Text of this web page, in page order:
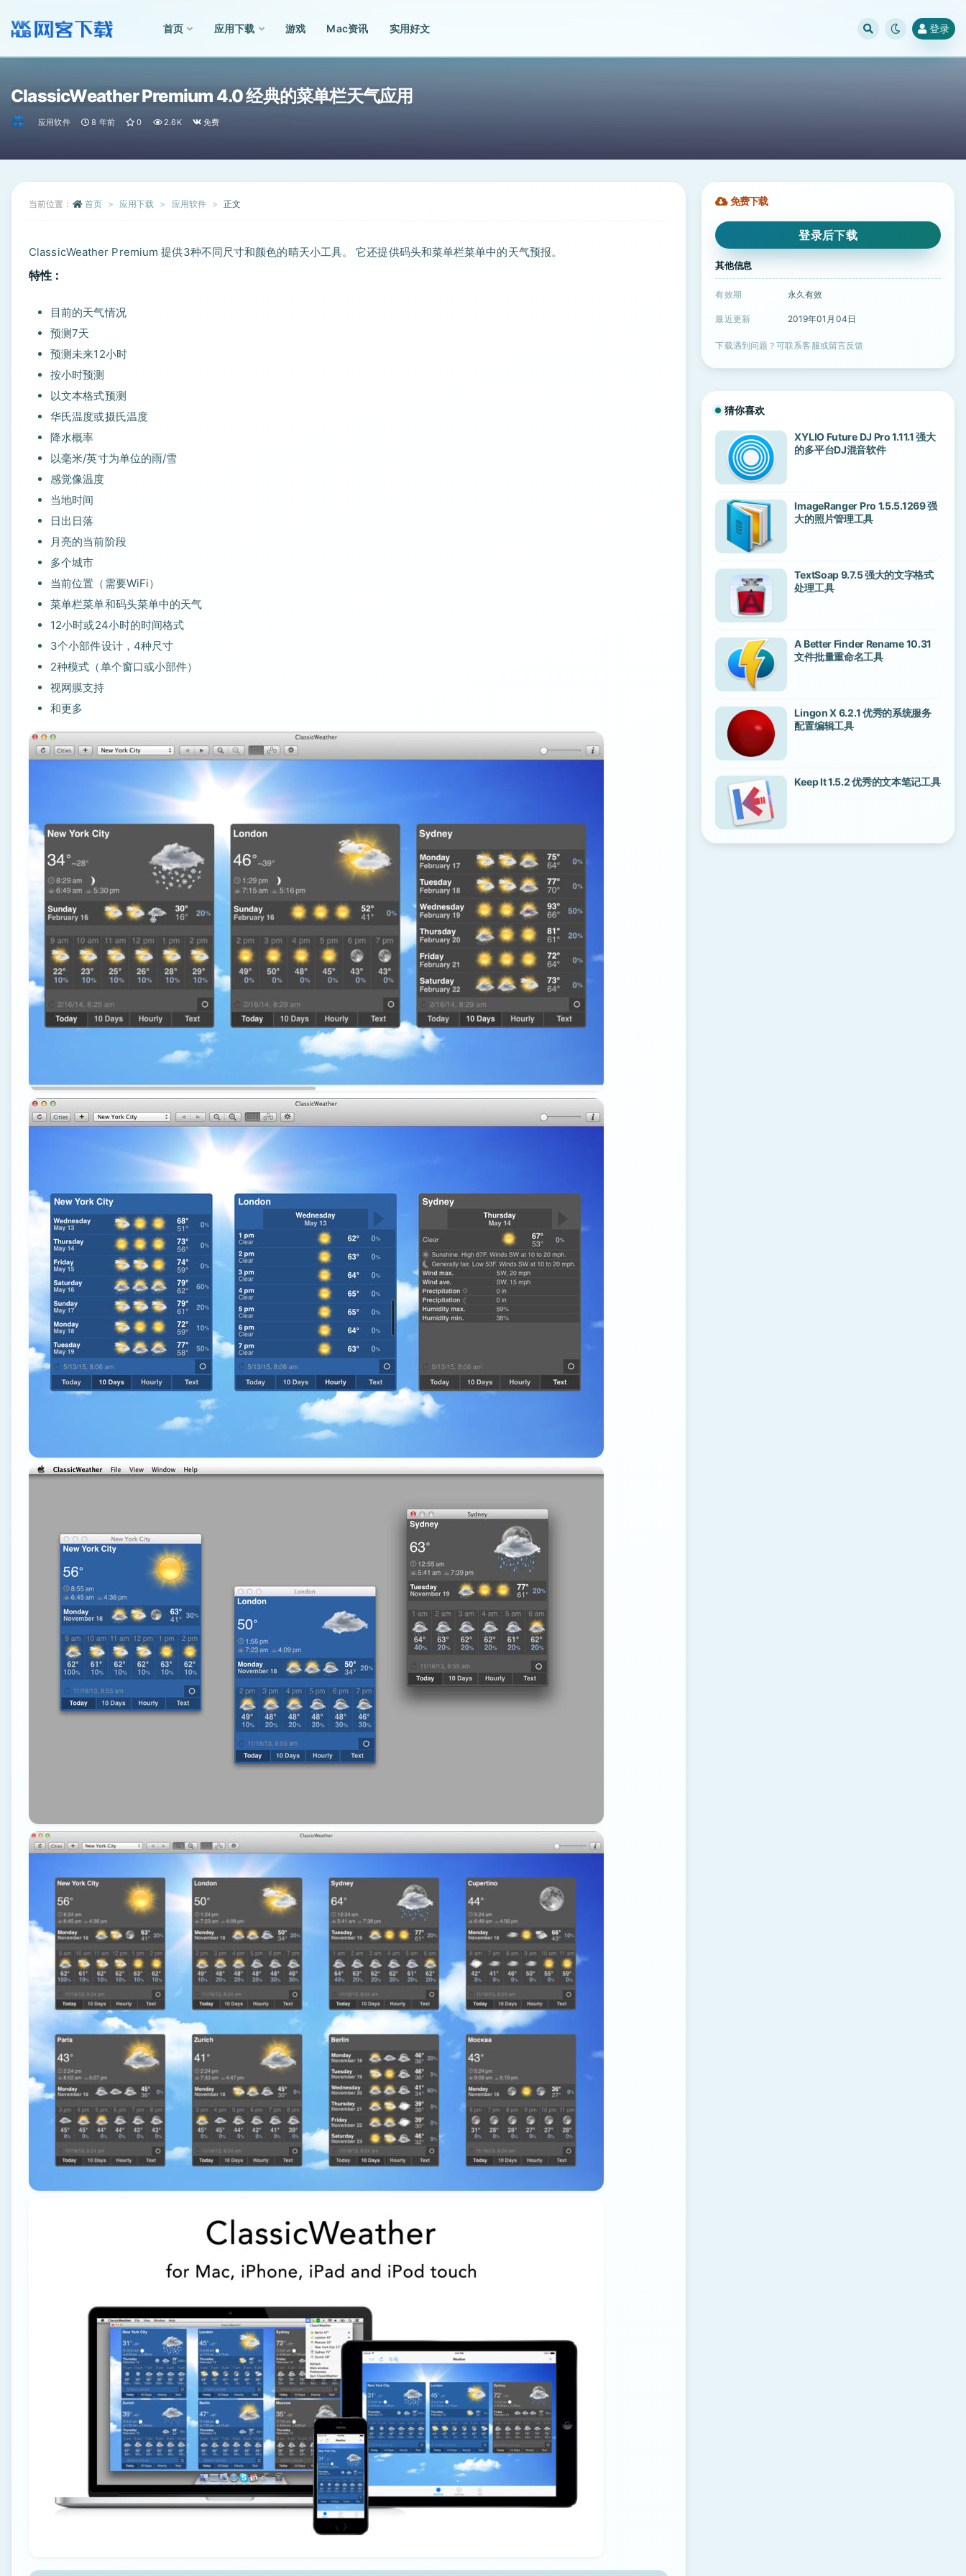
首页 应用下载 游戏 Mac资讯 实用好文 登录
ClassicWeather Premium 4.0 经典的菜单栏天气应用
应用软件 8 年前 0 2.6K 免费
当前位置： 首页 应用下载 应用软件 正文
ClassicWeather Premium 提供3种不同尺寸和颜色的晴天小工具。 它还提供码头和菜单栏菜单中的天气预报。
特性：
目前的天气情况
预测7天
预测未来12小时
按小时预测
以文本格式预测
华氏温度或摄氏温度
降水概率
以毫米/英寸为单位的雨/雪
感觉像温度
当地时间
日出日落
月亮的当前阶段
多个城市
当前位置（需要WiFi）
菜单栏菜单和码头菜单中的天气
12小时或24小时的时间格式
3个小部件设计，4种尺寸
2种模式（单个窗口或小部件）
视网膜支持
和更多
免费下载
登录后下载
其他信息
有效期 永久有效
最近更新 2019年01月04日
下载遇到问题？可联系客服或留言反馈
猜你喜欢
XYLIO Future DJ Pro 1.11.1 强大
的多平台DJ混音软件
ImageRanger Pro 1.5.5.1269 强
大的照片管理工具
TextSoap 9.7.5 强大的文字格式
处理工具
A Better Finder Rename 10.31
文件批量重命名工具
Lingon X 6.2.1 优秀的系统服务
配置编辑工具
Keep It 1.5.2 优秀的文本笔记工具